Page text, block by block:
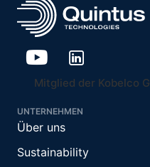
Mitglied der Kobelco
UNTERNEHMEN
Über uns
Sustainability